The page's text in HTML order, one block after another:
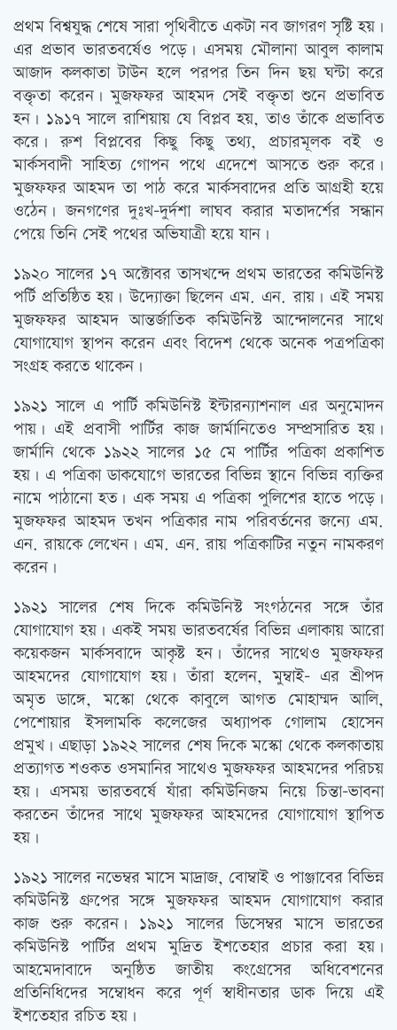
প্রথম বিশ্বযুদ্ধ শেষে সারা পৃথিবীতে একটা নব জাগরণ সৃষ্টি হয়।
এর প্রভাব ভারতবর্ষেও পড়ে। এসময় মৌলানা আবুল কালাম
আজাদ কলকাতা টাউন হলে পরপর তিন দিন ছয় ঘন্টা করে
বক্তৃতা করেন। মুজফফর আহমদ সেই বক্তৃতা শুনে প্রভাবিত
হন। ১৯১৭ সালে রাশিয়ায় যে বিপ্লব হয়, তাও তাঁকে প্রভাবিত
করে। রুশ বিপ্লবের কিছু কিছু তথ্য, প্রচারমূলক বই ও
মার্কসবাদী সাহিত্য গোপন পথে এদেশে আসতে শুরু করে।
মুজফফর আহমদ তা পাঠ করে মার্কসবাদের প্রতি আগ্রহী হয়ে
ওঠেন। জনগণের দুঃখ-দুর্দশা লাঘব করার মতাদর্শের সন্ধান
পেয়ে তিনি সেই পথের অভিযাত্রী হয়ে যান।
১৯২০ সালের ১৭ অক্টোবর তাসখন্দে প্রথম ভারতের কমিউনিস্ট
পর্টি প্রতিষ্ঠিত হয়। উদ্যোক্তা ছিলেন এম. এন. রায়। এই সময়
মুজফফর আহমদ আন্তর্জাতিক কমিউনিস্ট আন্দোলনের সাথে
যোগাযোগ স্থাপন করেন এবং বিদেশ থেকে অনেক পত্রপত্রিকা
সংগ্রহ করতে থাকেন।
১৯২১ সালে এ পার্টি কমিউনিস্ট ইন্টারন্যাশনাল এর অনুমোদন
পায়। এই প্রবাসী পার্টির কাজ জার্মানিতেও সম্প্রসারিত হয়।
জার্মানি থেকে ১৯২২ সালের ১৫ মে পার্টির পত্রিকা প্রকাশিত
হয়। এ পত্রিকা ডাকযোগে ভারতের বিভিন্ন স্থানে বিভিন্ন ব্যক্তির
নামে পাঠানো হত। এক সময় এ পত্রিকা পুলিশের হাতে পড়ে।
মুজফফর আহমদ তখন পত্রিকার নাম পরিবর্তনের জন্যে এম.
এন. রায়কে লেখেন। এম. এন. রায় পত্রিকাটির নতুন নামকরণ
করেন।
১৯২১ সালের শেষ দিকে কমিউনিস্ট সংগঠনের সঙ্গে তাঁর
যোগাযোগ হয়। একই সময় ভারতবর্ষের বিভিন্ন এলাকায় আরো
কয়েকজন মার্কসবাদে আকৃষ্ট হন। তাঁদের সাথেও মুজফফর
আহমদের যোগাযোগ হয়। তাঁরা হলেন, মুম্বাই- এর শ্রীপদ
অমৃত ডাঙ্গে, মস্কো থেকে কাবুলে আগত মোহাম্মদ আলি,
পেশোয়ার ইসলামকি কলেজের অধ্যাপক গোলাম হোসেন
প্রমুখ। এছাড়া ১৯২২ সালের শেষ দিকে মস্কো থেকে কলকাতায়
প্রত্যাগত শওকত ওসমানির সাথেও মুজফফর আহমদের পরিচয়
হয়। এসময় ভারতবর্ষে যাঁরা কমিউনিজম নিয়ে চিন্তা-ভাবনা
করতেন তাঁদের সাথে মুজফফর আহমদের যোগাযোগ স্থাপিত
হয়।
১৯২১ সালের নভেম্বর মাসে মাদ্রাজ, বোম্বাই ও পাঞ্জাবের বিভিন্ন
কমিউনিস্ট গ্রুপের সঙ্গে মুজফফর আহমদ যোগাযোগ করার
কাজ শুরু করেন। ১৯২১ সালের ডিসেম্বর মাসে ভারতের
কমিউনিস্ট পার্টির প্রথম মুদ্রিত ইশতেহার প্রচার করা হয়।
আহমেদাবাদে অনুষ্ঠিত জাতীয় কংগ্রেসের অধিবেশনের
প্রতিনিধিদের সম্বোধন করে পূর্ণ স্বাধীনতার ডাক দিয়ে এই
ইশতেহার রচিত হয়।